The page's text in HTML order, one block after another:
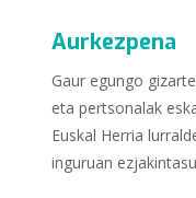
Aurkezpena
Gaur egungo
eta pertsonalak
Euskal Herria
inguruan